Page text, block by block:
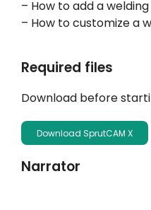
– How to add a
– How to customize a
Required files
Download before
Download SprutCAM X
Narrator